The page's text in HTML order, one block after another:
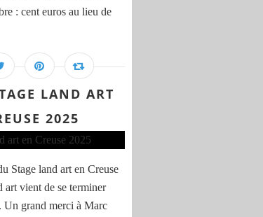
: cent euros au lieu de
LAND ART
2025
Stage land art en Creuse
art vient de se terminer
Un grand merci à Marc